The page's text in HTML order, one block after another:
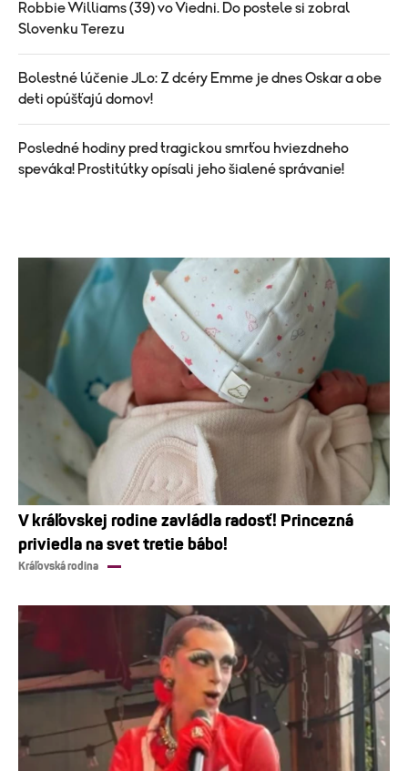
Robbie Williams (39) vo Viedni. Do postele si zobral
Slovenku Terezu
Bolestné lúčenie JLo: Z dcéry Emme je dnes Oskar a obe
deti opúšťajú domov!
Posledné hodiny pred tragickou smrťou hviezdneho
speváka! Prostitútky opísali jeho šialené správanie!
V kráľovskej rodine zavládla radosť! Princezná
priviedla na svet tretie bábo!
Kráľovská rodina